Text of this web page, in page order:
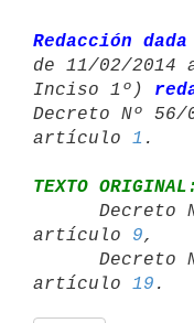
Redacción
de 11/02/
Inciso 1º)
Decreto Nº 56/
artículo 1
TEXTO ORIGINAL:
artículo 9,
artículo 19